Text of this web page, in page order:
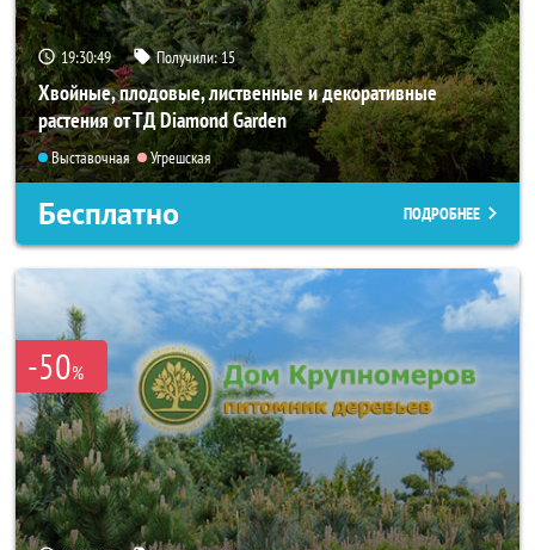
19:30:48 Получили:15
Хвойные, плодовые, лиственные и декоративные
растения от ТД Diamond Garden
Выставочная Угрешская
Бесплатно ПОДРОБНЕЕ
-50%